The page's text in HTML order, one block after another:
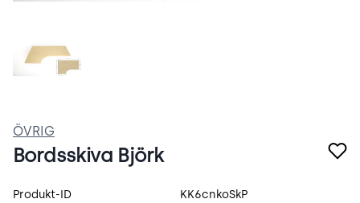
ÖVRIG
Bordsskiva Björk
Produktspecifikation
Produkt-ID KK6cnkoSkP